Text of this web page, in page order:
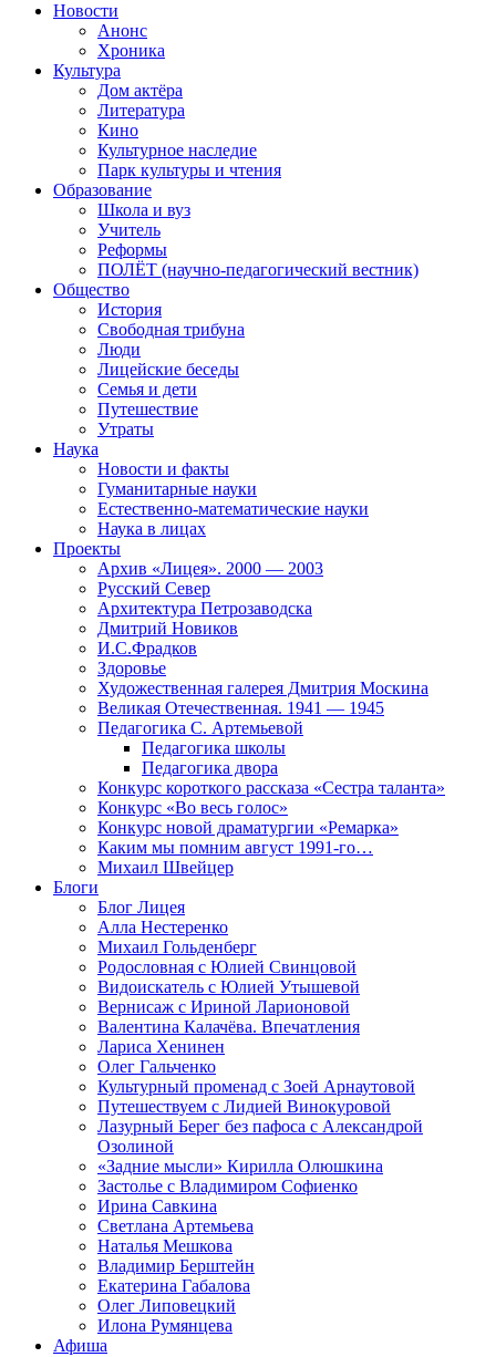
Новости
Анонс
Хроника
Культура
Дом актёра
Литература
Кино
Культурное наследие
Парк культуры и чтения
Образование
Школа и вуз
Учитель
Реформы
ПОЛЁТ (научно-педагогический вестник)
Общество
История
Свободная трибуна
Люди
Лицейские беседы
Семья и дети
Путешествие
Утраты
Наука
Новости и факты
Гуманитарные науки
Естественно-математические науки
Наука в лицах
Проекты
Архив «Лицея». 2000 — 2003
Русский Север
Архитектура Петрозаводска
Дмитрий Новиков
И.С.Фрадков
Здоровье
Художественная галерея Дмитрия Москина
Великая Отечественная. 1941 — 1945
Педагогика С. Артемьевой
Педагогика школы
Педагогика двора
Конкурс короткого рассказа «Сестра таланта»
Конкурс «Во весь голос»
Конкурс новой драматургии «Ремарка»
Каким мы помним август 1991-го…
Михаил Швейцер
Блоги
Блог Лицея
Алла Нестеренко
Михаил Гольденберг
Родословная с Юлией Свинцовой
Видоискатель с Юлией Утышевой
Вернисаж с Ириной Ларионовой
Валентина Калачёва. Впечатления
Лариса Хенинен
Олег Гальченко
Культурный променад с Зоей Арнаутовой
Путешествуем с Лидией Винокуровой
Лазурный Берег без пафоса с Александрой
Озолиной
«Задние мысли» Кирилла Олюшкина
Застолье с Владимиром Софиенко
Ирина Савкина
Светлана Артемьева
Наталья Мешкова
Владимир Берштейн
Екатерина Габалова
Олег Липовецкий
Илона Румянцева
Афиша